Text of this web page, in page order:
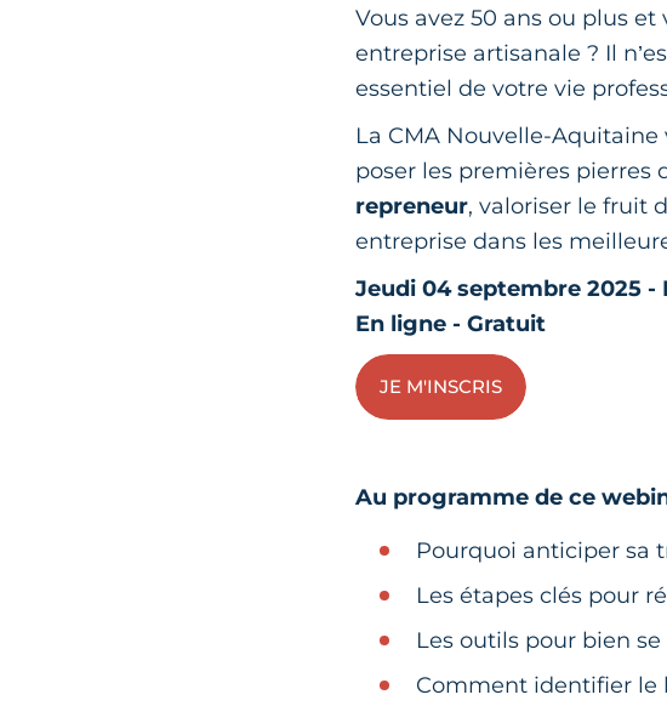
Vous avez 50 ans ou plus
entreprise artisanale ? Il
essentiel de votre vie
La CMA Nouvelle-Aquitaine
poser les premières pierres
repreneur, valoriser le fruit
entreprise dans les
Jeudi 04 septembre 2025 -
En ligne - Gratuit
JE M'INSCRIS
Au programme de ce
Pourquoi anticiper sa
Les étapes clés pour
Les outils pour bien
Comment identifier le